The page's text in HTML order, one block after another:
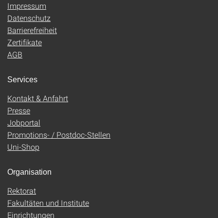
Impressum
Datenschutz
Barrierefreiheit
Zertifikate
AGB
Services
Kontakt & Anfahrt
Presse
Jobportal
Promotions- / Postdoc-Stellen
Uni-Shop
Organisation
Rektorat
Fakultäten und Institute
Einrichtungen